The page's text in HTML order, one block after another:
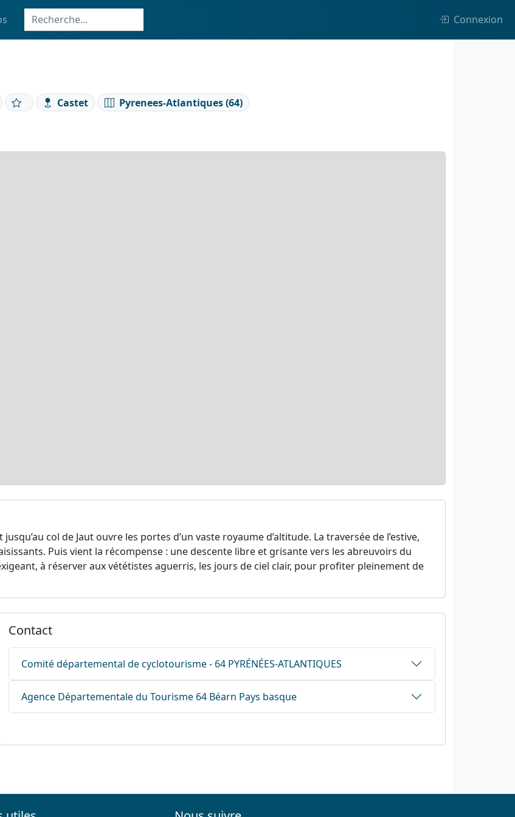
Connexion
Castet Pyrenees-Atlantiques (64)
col de Jaut ouvre les portes d’un vaste royaume d’altitude. La traversée de l’estive,
Puis vient la récompense : une descente libre et grisante vers les abreuvoirs du
à réserver aux vététistes aguerris, les jours de ciel clair, pour profiter pleinement de
Contact
Comité départemental de cyclotourisme - 64 PYRÉNÉES-ATLANTIQUES
Agence Départementale du Tourisme 64 Béarn Pays basque